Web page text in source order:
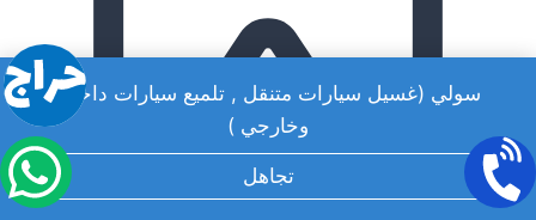
سولي (غسيل سيارات متنقل , تلميع سيارات داخلي
وخارجي )
تجاهل